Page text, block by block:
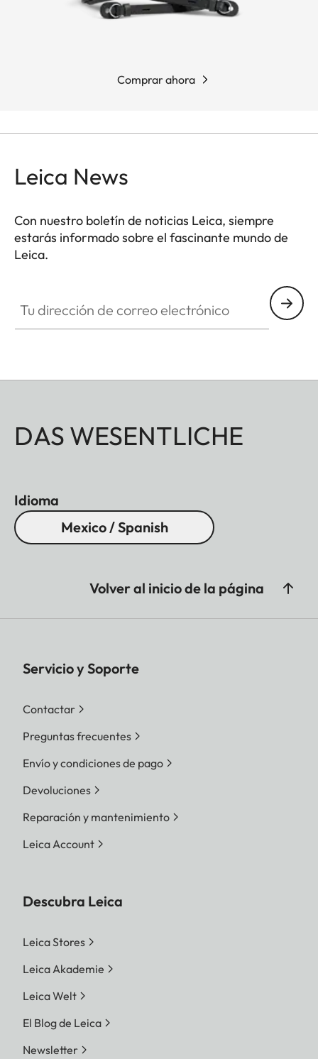
Comprar ahora
Leica News
Con nuestro boletín de noticias Leica, siempre
estarás informado sobre el fascinante mundo de
Leica.
DAS WESENTLICHE
Idioma
Mexico / Spanish
Volver al inicio de la página
Servicio y Soporte
Contactar
Preguntas frecuentes
Envío y condiciones de pago
Devoluciones
Reparación y mantenimiento
Leica Account
Descubra Leica
Leica Stores
Leica Akademie
Leica Welt
El Blog de Leica
Newsletter